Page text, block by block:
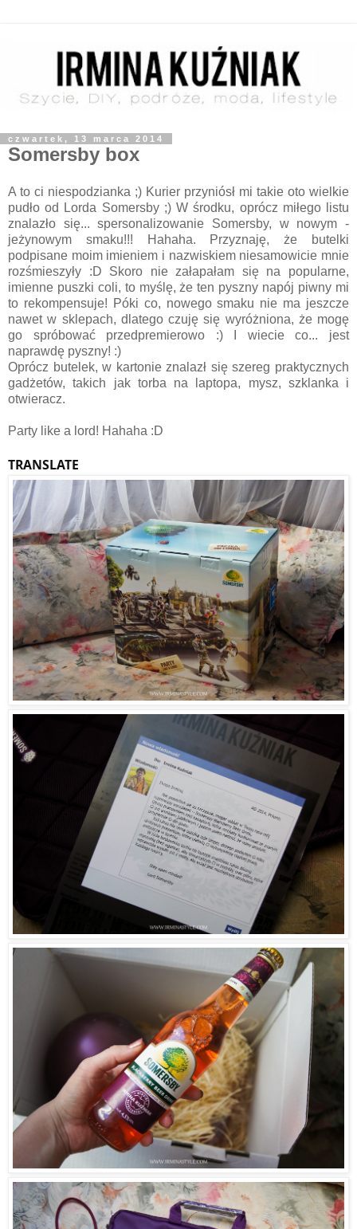
czwartek, 13 marca 2014
Somersby box
A to ci niespodzianka ;) Kurier przyniósł mi takie oto wielkie
pudło od Lorda Somersby ;) W środku, oprócz miłego listu
znalazło się... spersonalizowanie Somersby, w nowym -
jeżynowym smaku!!! Hahaha. Przyznaję, że butelki
podpisane moim imieniem i nazwiskiem niesamowicie mnie
rozśmieszyły :D Skoro nie załapałam się na popularne,
imienne puszki coli, to myślę, że ten pyszny napój piwny mi
to rekompensuje! Póki co, nowego smaku nie ma jeszcze
nawet w sklepach, dlatego czuję się wyróżniona, że mogę
go spróbować przedpremierowo :) I wiecie co... jest
naprawdę pyszny! :)
Oprócz butelek, w kartonie znalazł się szereg praktycznych
gadżetów, takich jak torba na laptopa, mysz, szklanka i
otwieracz.
Party like a lord! Hahaha :D
TRANSLATE